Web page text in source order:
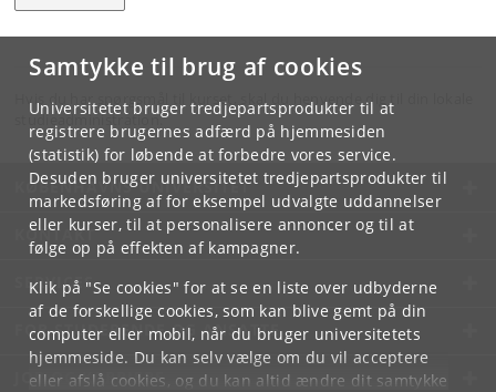
Samtykke til brug af cookies
Universitetet bruger tredjepartsprodukter til at
registrere brugernes adfærd på hjemmesiden
(statistik) for løbende at forbedre vores service.
Desuden bruger universitetet tredjepartsprodukter til
markedsføring af for eksempel udvalgte uddannelser
eller kurser, til at personalisere annoncer og til at
følge op på effekten af kampagner.
Klik på "Se cookies" for at se en liste over udbyderne
af de forskellige cookies, som kan blive gemt på din
computer eller mobil, når du bruger universitetets
hjemmeside. Du kan selv vælge om du vil acceptere
eller afslå cookies, og du kan altid ændre dit samtykke
Hvis du har spørgsmål til kurset, skal du henvende dig til din lokale
studieadministration.
KØBENHAVNS UNIVERSITET
KONTAKT
SERVICES
FOR STUDERENDE OG ANSATTE
JOB OG KARRIERE